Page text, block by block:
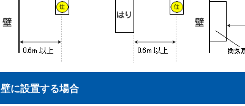
壁に設置する場合